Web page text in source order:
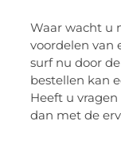
Waar wacht u
voordelen van
surf nu door de
bestellen kan
Heeft u
dan met de